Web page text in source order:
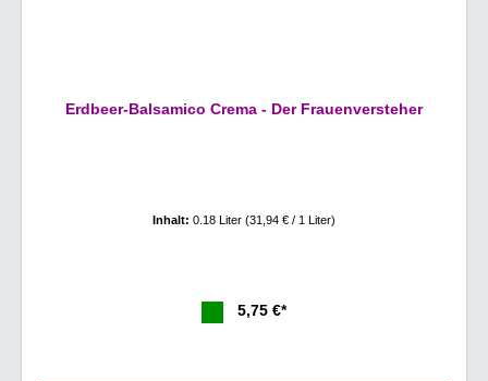
Erdbeer-Balsamico Crema - Der Frauenversteher
Inhalt: 0.18 Liter (31,94 € / 1 Liter)
5,75 €*